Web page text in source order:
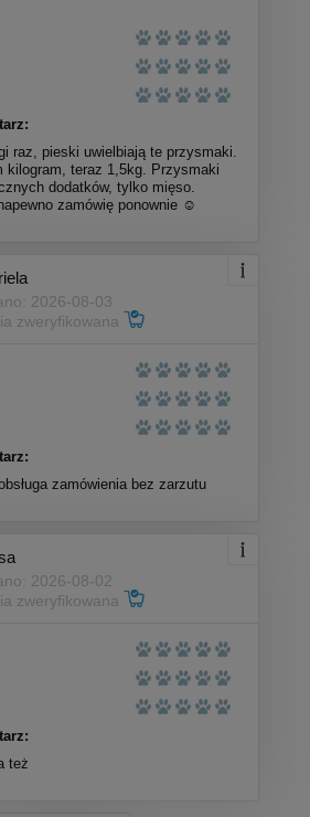
raz, pieski uwielbiają te przysmaki.
kilogram, teraz 1,5kg. Przysmaki
dodatków, tylko mięso.
zamówię ponownie ☺️
2026-08-03
zweryfikowana
zamówienia bez zarzutu
2026-08-02
zweryfikowana
też